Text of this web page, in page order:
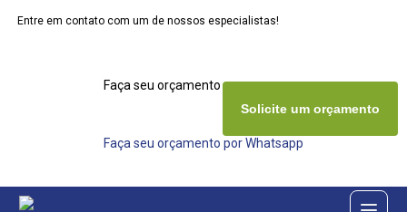
Entre em contato com um de nossos especialistas!
Faça seu orçamento agora mesmo
Faça seu orçamento por Whatsapp
Solicite um orçamento